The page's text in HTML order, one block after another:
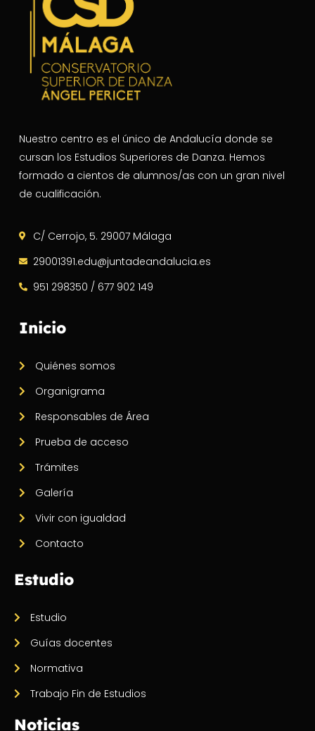
Nuestro centro es el único de Andalucía donde se
cursan los Estudios Superiores de Danza. Hemos
formado a cientos de alumnos/as con un gran nivel
de cualificación.
C/ Cerrojo, 5. 29007 Málaga
29001391.edu@juntadeandalucia.es
951 298350 / 677 902 149
Inicio
Quiénes somos
Organigrama
Responsables de Área
Prueba de acceso
Trámites
Galería
Vivir con igualdad
Contacto
Estudio
Estudio
Guías docentes
Normativa
Trabajo Fin de Estudios
Noticias